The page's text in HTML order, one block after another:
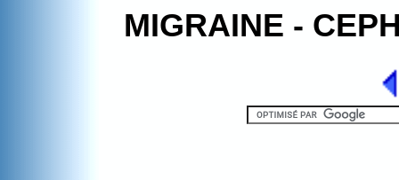
MIGRAINE -